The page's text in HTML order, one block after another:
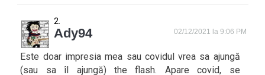
Ady94 02/12/2021 la 9:06 PM
Este doar impresia mea sau covidul vrea sa ajungă
(sau sa îl ajungă) the flash. Apare covid, se